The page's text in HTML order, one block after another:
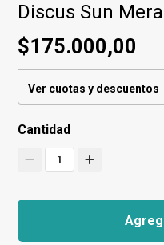
Discus Sun
$175.000,00
Ver cuotas y descuentos
Cantidad
1